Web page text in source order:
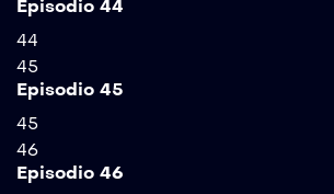
Episodio 44
44
45
Episodio 45
45
46
Episodio 46